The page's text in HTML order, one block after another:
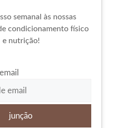
semanal às nossas
condicionamento físico
e nutrição!